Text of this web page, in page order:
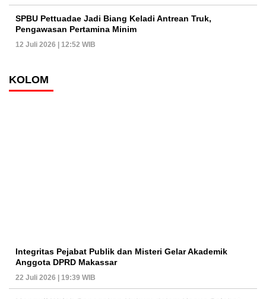
SPBU Pettuadae Jadi Biang Keladi Antrean Truk,
Pengawasan Pertamina Minim
12 Juli 2026 | 12:52 WIB
KOLOM
Integritas Pejabat Publik dan Misteri Gelar Akademik
Anggota DPRD Makassar
22 Juli 2026 | 19:39 WIB